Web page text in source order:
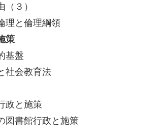
３）
理と倫理綱領
策
基盤
社会教育法
政と施策
図書館行政と施策